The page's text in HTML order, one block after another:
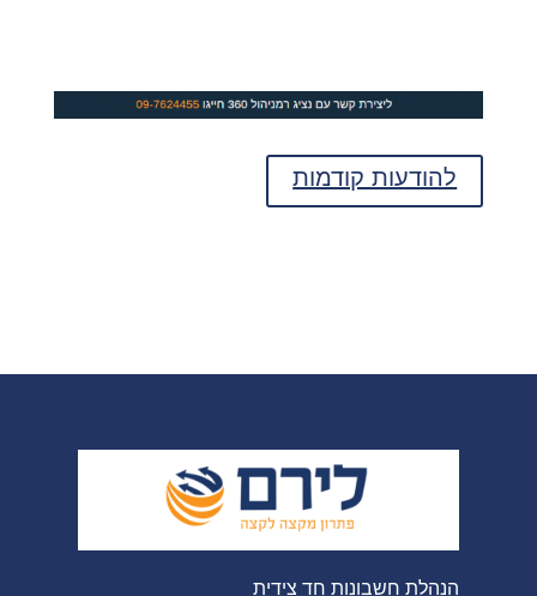
להודעות קודמות
הנהלת חשבונות חד צידית